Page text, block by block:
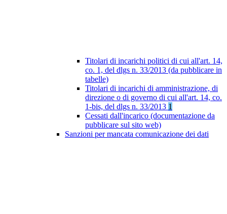
Titolari di incarichi politici di cui all'art. 14,
co. 1, del dlgs n. 33/2013 (da pubblicare in
tabelle)
Titolari di incarichi di amministrazione, di
direzione o di governo di cui all'art. 14, co.
1-bis, del dlgs n. 33/2013 1
Cessati dall'incarico (documentazione da
pubblicare sul sito web)
Sanzioni per mancata comunicazione dei dati